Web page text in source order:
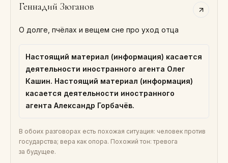
Геннадий Зюганов
О долге, пчёлах и вещем сне про уход отца
Настоящий материал (информация) касается
деятельности иностранного агента Олег
Кашин. Настоящий материал (информация)
касается деятельности иностранного
агента Александр Горбачёв.
В обоих разговорах есть похожая ситуация: человек против
государства; вера как опора. Похожий тон: тревога
за будущее.